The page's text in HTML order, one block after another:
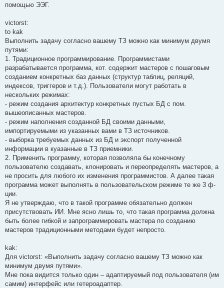
помощью ЭЭГ.
victorst:
to kak
Выполнить задачу согласно вашему ТЗ можно как минимум двумя
путями:
1. Традиционное программирование. Программистами
разрабатывается программа, кот. содержит мастеров с пошаговым
созданием конкретных баз данных (структур таблиц, реляций,
индексов, триггеров и т.д.). Пользователи могут работать в
нескольких режимах:
- режим создания архитектур конкретных пустых БД с пом.
вышеописанных мастеров.
- режим наполнения созданной БД своими данными,
импортируемыми из указанных вами в ТЗ источников.
- выборка требуемых данных из БД и экспорт полученной
информации в куазанные в ТЗ приемники.
2. Применить программу, которая позволяла бы конечному
пользователю создавать, клонировать и переопределять мастеров, а
не просить для любого их изменения программистов. А далее такая
программа может выполнять в пользовательском режиме те же 3 ф-
ции.
Я не утверждаю, что в такой программе обязательно должен
присутствовать ИИ. Мне ясно лишь то, что такая программа должна
быть более гибкой и запрограммировать мастера по созданию
мастеров традиционными методами будет непросто.
kak:
Для victorst: «Выполнить задачу согласно вашему ТЗ можно как
минимум двумя путями».
Мне пока видится только один – адаптируемый под пользователя (им
самим) интерфейс или гетероадаптер.